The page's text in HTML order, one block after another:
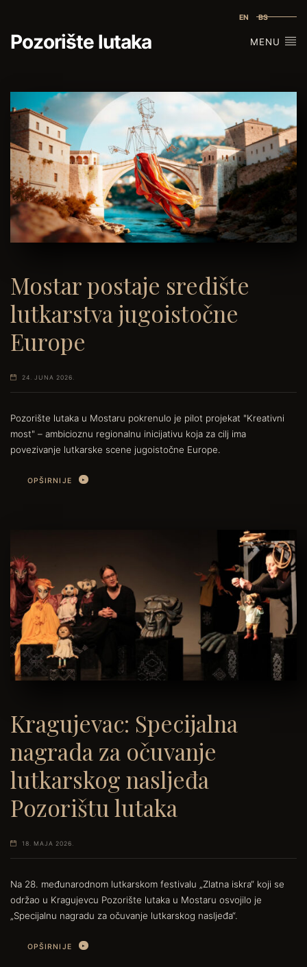
EN BS
Pozorište lutaka MENU
Mostar postaje središte
lutkarstva jugoistočne
Europe
24. JUNA 2026.
Pozorište lutaka u Mostaru pokrenulo je pilot projekat "Kreativni
most" – ambicioznu regionalnu inicijativu koja za cilj ima
povezivanje lutkarske scene jugoistočne Europe.
OPŠIRNIJE
Kragujevac: Specijalna
nagrada za očuvanje
lutkarskog nasljeđa
Pozorištu lutaka
18. MAJA 2026.
Na 28. međunarodnom lutkarskom festivalu „Zlatna iskra“ koji se
održao u Kragujevcu Pozorište lutaka u Mostaru osvojilo je
„Specijalnu nagradu za očuvanje lutkarskog nasljeđa“.
OPŠIRNIJE